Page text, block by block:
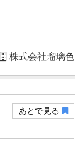
株式会社瑠璃色
あとで見る